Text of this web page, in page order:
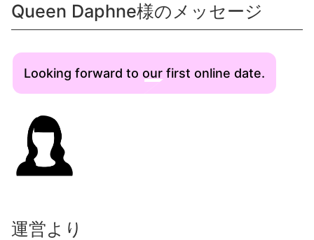
Queen Daphne様のメッセージ
Looking forward to our first online date.
運営より